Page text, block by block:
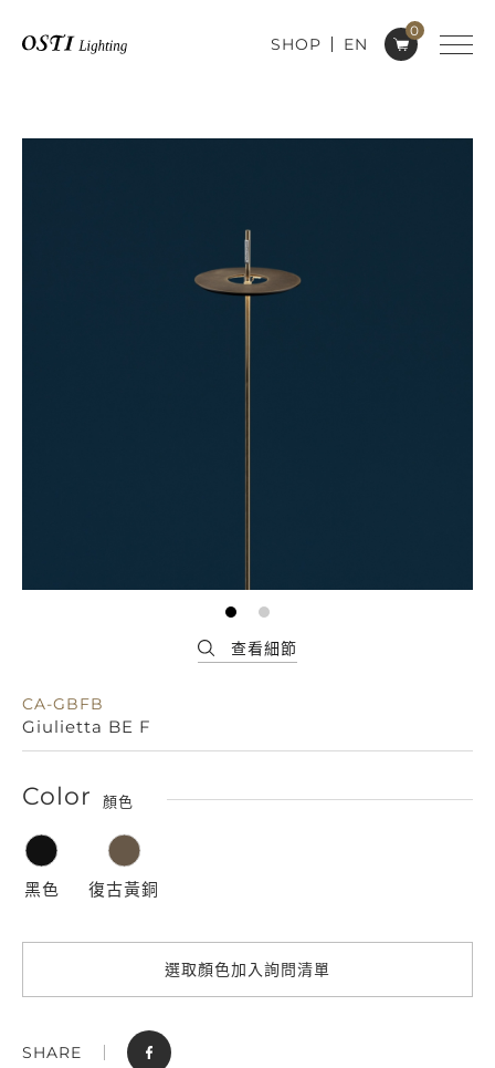
0
SHOP EN
CA-GBFB
Giulietta BE F
Color 顏色
黑色 復古黃銅
選取顏色加入詢問清單
SHARE